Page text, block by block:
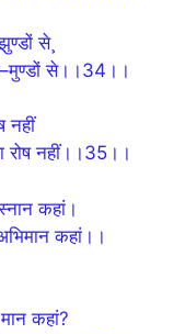
से¸
से।।34।।
नहीं
रोष नहीं।।35।।
कहां।
कहां।।
कहां?